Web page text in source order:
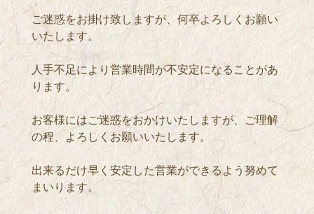
ご迷惑をお掛け致しますが、何卒よろしくお願い
いたします。
人手不足により営業時間が不安定になることがあ
ります。
お客様にはご迷惑をおかけいたしますが、ご理解
の程、よろしくお願いいたします。
出来るだけ早く安定した営業ができるよう努めて
まいります。